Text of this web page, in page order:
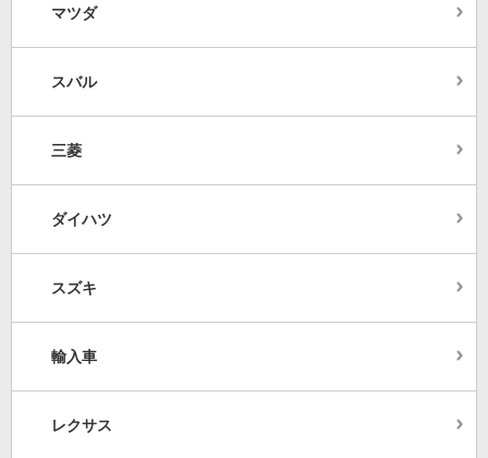
マツダ
スバル
三菱
ダイハツ
スズキ
輸入車
レクサス